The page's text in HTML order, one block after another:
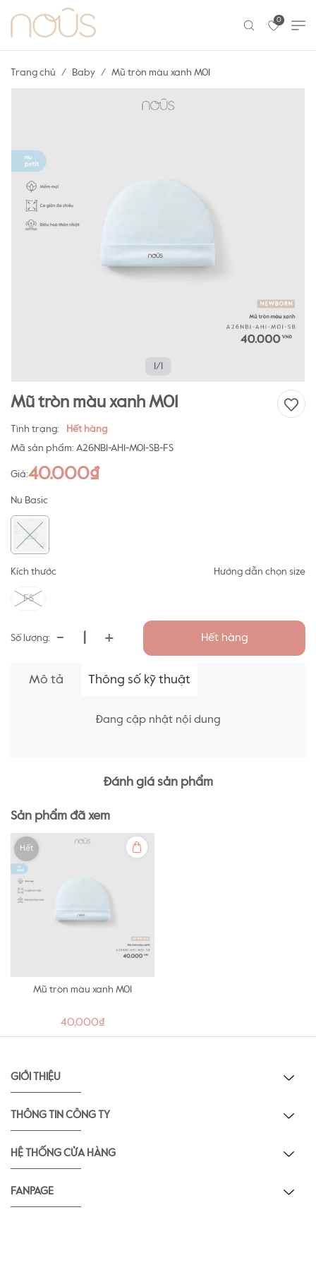
0
Trang chủ Baby Mũ tròn màu xanh M01
1/1
Mũ tròn màu xanh M01
Tình trạng:
Hết hàng
Mã sản phẩm: A26NB1-AH1-M01-SB-FS
Giá:40.000₫
Nu Basic
Kích thước Hướng dẫn chọn size
FS
Số lượng: - + Hết hàng
Mô tả Thông số kỹ thuật
Đang cập nhật nội dung
Đánh giá sản phẩm
Sản phẩm đã xem
Hết
Mũ tròn màu xanh M01
40,000₫
GIỚI THIỆU
THÔNG TIN CÔNG TY
HỆ THỐNG CỬA HÀNG
FANPAGE